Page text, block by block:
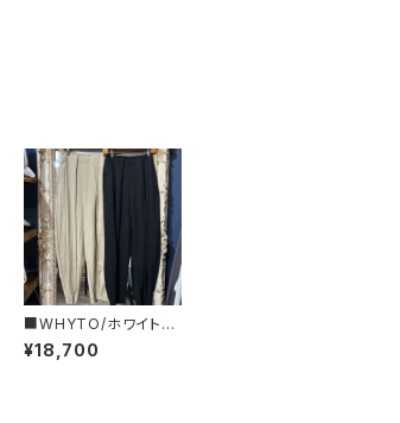
■WHYTO/ホワイト■
タック・バレルパンツ■
WHT26HPT4065
¥18,700